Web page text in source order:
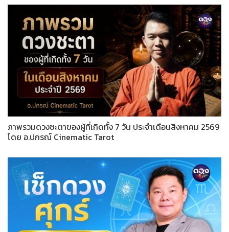
ภาพรวมดวงชะตาของผู้ที่เกิดทั้ง 7 วัน ประจำเดือนสิงหาคม 2569
โดย อ.ปกรณ์ Cinematic Tarot